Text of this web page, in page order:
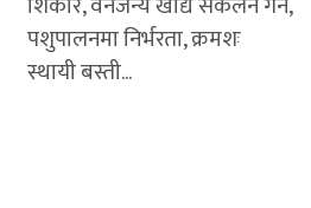
पशुपालनमा निर्भरता, क्रमशः
स्थायी बस्ती...